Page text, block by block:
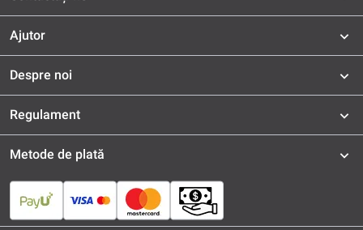
Ajutor
Despre noi
Regulament
Metode de plată